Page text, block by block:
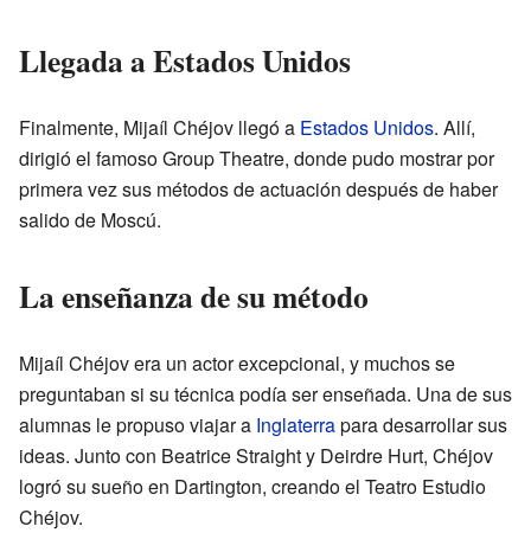
Llegada a Estados Unidos
Finalmente, Mijaíl Chéjov llegó a Estados Unidos. Allí,
dirigió el famoso Group Theatre, donde pudo mostrar por
primera vez sus métodos de actuación después de haber
salido de Moscú.
La enseñanza de su método
Mijaíl Chéjov era un actor excepcional, y muchos se
preguntaban si su técnica podía ser enseñada. Una de sus
alumnas le propuso viajar a Inglaterrapara desarrollar sus
ideas. Junto con Beatrice Straight y Deirdre Hurt, Chéjov
logró su sueño en Dartington, creando el Teatro Estudio
Chéjov.